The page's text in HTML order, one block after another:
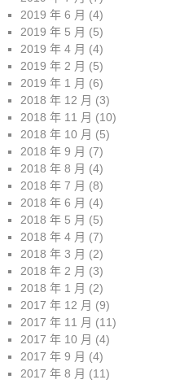
2019 年 6 月 (4)
2019 年 5 月 (5)
2019 年 4 月 (4)
2019 年 2 月 (5)
2019 年 1 月 (6)
2018 年 12 月 (3)
2018 年 11 月 (10)
2018 年 10 月 (5)
2018 年 9 月 (7)
2018 年 8 月 (4)
2018 年 7 月 (8)
2018 年 6 月 (4)
2018 年 5 月 (5)
2018 年 4 月 (7)
2018 年 3 月 (2)
2018 年 2 月 (3)
2018 年 1 月 (2)
2017 年 12 月 (9)
2017 年 11 月 (11)
2017 年 10 月 (4)
2017 年 9 月 (4)
2017 年 8 月 (11)